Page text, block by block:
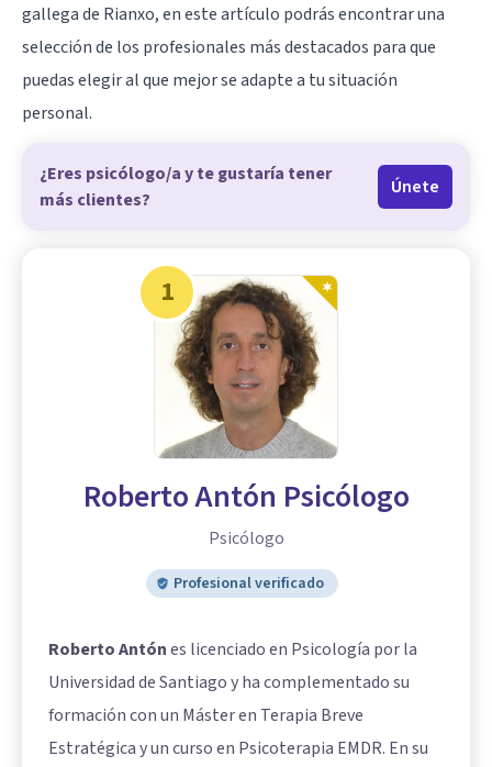
gallega de Rianxo, en este artículo podrás encontrar una
selección de los profesionales más destacados para que
puedas elegir al que mejor se adapte a tu situación
personal.
¿Eres psicólogo/a y te gustaría tener
más clientes?
Únete
1
Roberto Antón Psicólogo
Psicólogo
Profesional verificado
Roberto Antónes licenciado en Psicología por la
Universidad de Santiago y ha complementado su
formación con un Máster en Terapia Breve
Estratégica y un curso en Psicoterapia EMDR. En su